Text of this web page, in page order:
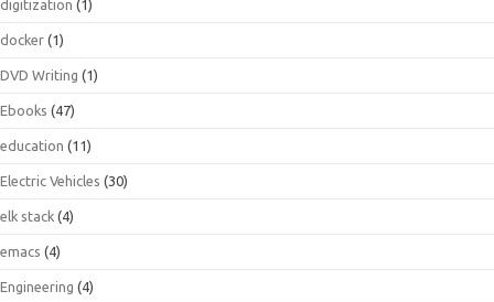
digitization (1)
docker (1)
DVD Writing (1)
Ebooks (47)
education (11)
Electric Vehicles (30)
elk stack (4)
emacs (4)
Engineering (4)